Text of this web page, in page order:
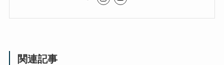
関連記事